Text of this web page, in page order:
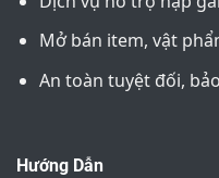
Mở bán item, vật
An toàn tuyệt đối,
Hướng Dẫn